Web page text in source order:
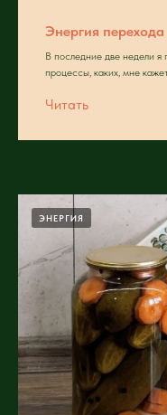
Энергия перехода
В последние две недели я
процессы, каких, мне
Читать
ЭНЕРГИЯ